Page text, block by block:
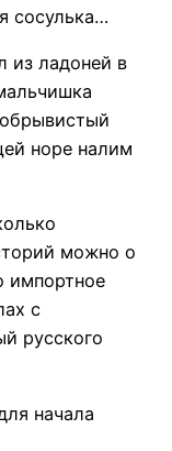
сосулька…
ладоней в
норе налим
можно о
импортное
с
русского
начала